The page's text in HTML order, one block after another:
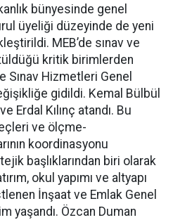
bünyesinde genel
üyeliği düzeyinde de yeni
MEB’de sınav ve
kritik birimlerden
Sınav Hizmetleri Genel
gidildi. Kemal Bülbül
Erdal Kılınç atandı. Bu
ve ölçme-
koordinasyonu
başlıklarından biri olarak
okul yapımı ve altyapı
İnşaat ve Emlak Genel
yaşandı. Özcan Duman